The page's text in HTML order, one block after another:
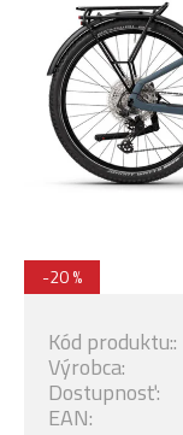
-20 %
Dostupnosť:
Výrobca:
Kód produktu::
EAN: